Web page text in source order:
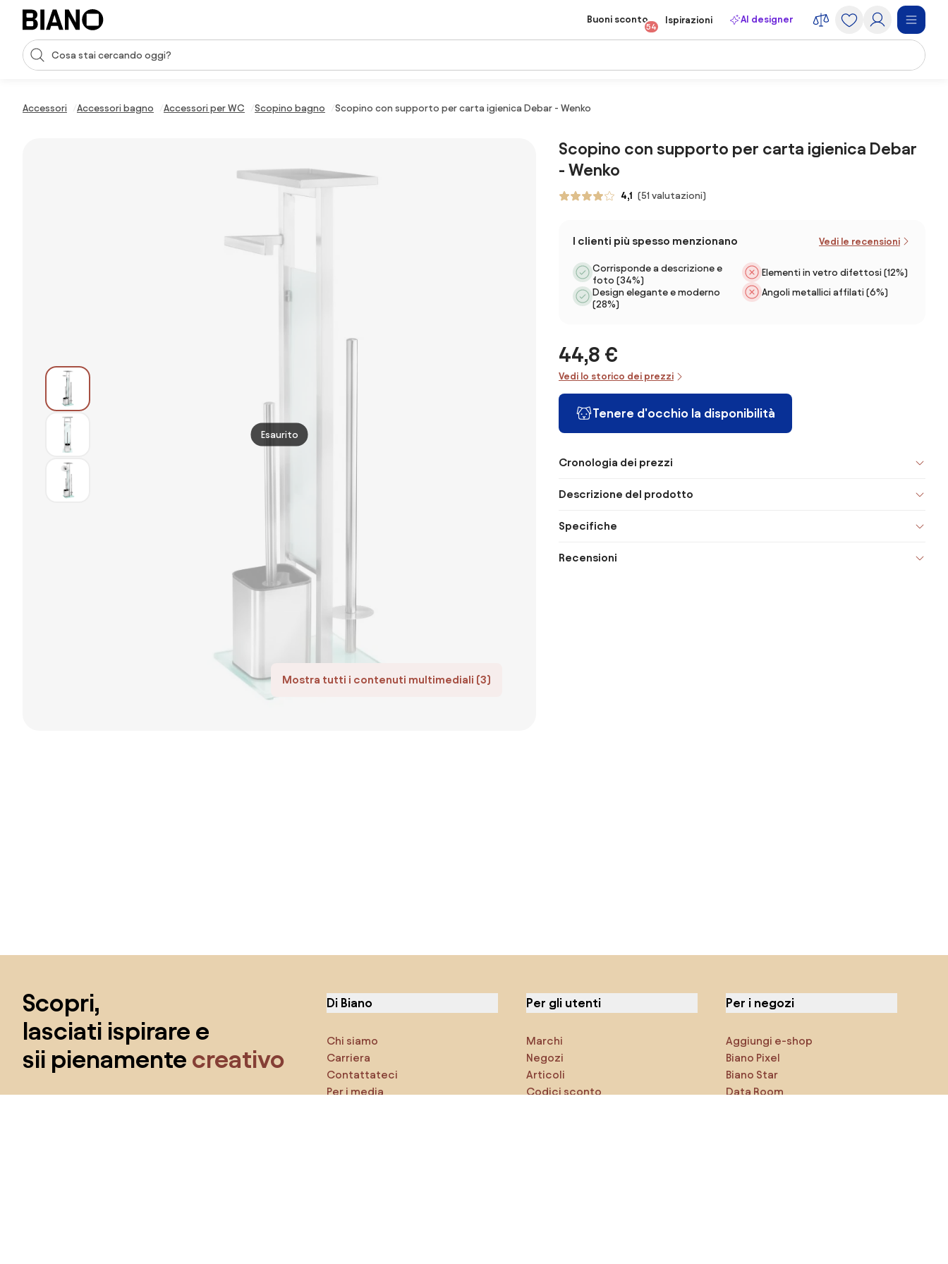
Salta la navigazione, vai al contenuto
Input della ricerca
Buoni sconto
54
Ispirazioni AI designer
Accessori Accessori bagno Accessori per WC Scopino bagno Scopino con supporto per carta igienica Debar - Wenko
Mostra tutti i contenuti multimediali (3)
Esaurito
Scopino con supporto per carta igienica Debar
- Wenko
4,1 (51 valutazioni)
I clienti più spesso menzionano Vedi le recensioni
Corrisponde a descrizione e
foto (34%)
Design elegante e moderno
(28%)
Elementi in vetro difettosi (12%)
Angoli metallici affilati (6%)
44,8 €
Vedi lo storico dei prezzi
Tenere d'occhio la disponibilità
Cronologia dei prezzi
Descrizione del prodotto
Specifiche
Recensioni
Scopri,
lasciati ispirare e
sii pienamente creativo
Ottieni l'accesso a tutte le funzionalità e diventa
Di Biano
Chi siamo
Carriera
Contattateci
Per i media
Per gli utenti
Marchi
Negozi
Articoli
Codici sconto
Per i negozi
Aggiungi e-shop
Biano Pixel
Biano Star
Data Room